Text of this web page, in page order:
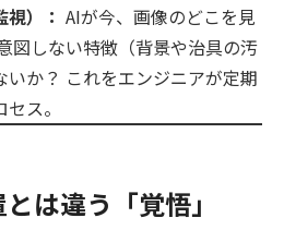
）： AIが今、画像のどこを見
図しない特徴（背景や治具の汚
か？ これをエンジニアが定期
ス。
は違う「覚悟」